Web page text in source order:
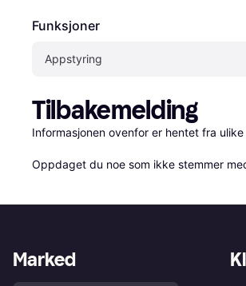
Funksjoner
Appstyring
Tilbakemelding
Informasjonen ovenfor er hentet fra
Oppdaget du noe som ikke stemmer
Marked